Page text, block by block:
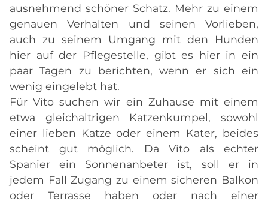
ausnehmend schöner Schatz. Mehr zu einem
genauen Verhalten und seinen Vorlieben,
auch zu seinem Umgang mit den Hunden
hier auf der Pflegestelle, gibt es hier in ein
paar Tagen zu berichten, wenn er sich ein
wenig eingelebt hat.
Für Vito suchen wir ein Zuhause mit einem
etwa gleichaltrigen Katzenkumpel, sowohl
einer lieben Katze oder einem Kater, beides
scheint gut möglich. Da Vito als echter
Spanier ein Sonnenanbeter ist, soll er in
jedem Fall Zugang zu einem sicheren Balkon
oder Terrasse haben oder nach einer